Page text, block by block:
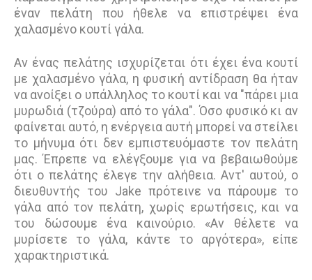
έναν πελάτη που ήθελε να επιστρέψει ένα
χαλασμένο κουτί γάλα.
Αν ένας πελάτης ισχυρίζεται ότι έχει ένα κουτί
με χαλασμένο γάλα, η φυσική αντίδραση θα ήταν
να ανοίξει ο υπάλληλος το κουτί και να "πάρει μια
μυρωδιά (τζούρα) από το γάλα". Όσο φυσικό κι αν
φαίνεται αυτό, η ενέργεια αυτή μπορεί να στείλει
το μήνυμα ότι δεν εμπιστευόμαστε τον πελάτη
μας. Έπρεπε να ελέγξουμε για να βεβαιωθούμε
ότι ο πελάτης έλεγε την αλήθεια. Αντ' αυτού, ο
διευθυντής του Jake πρότεινε να πάρουμε το
γάλα από τον πελάτη, χωρίς ερωτήσεις, και να
του δώσουμε ένα καινούριο. «Αν θέλετε να
μυρίσετε το γάλα, κάντε το αργότερα», είπε
χαρακτηριστικά.